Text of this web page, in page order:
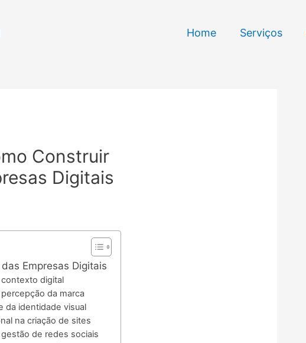
Home Serviços
Construir
Digitais
Empresas Digitais
contexto digital
da marca
da identidade visual
na criação de sites
de redes sociais